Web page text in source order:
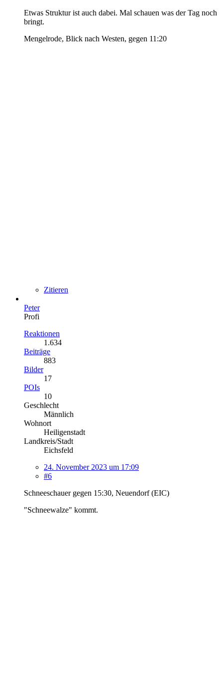
Etwas Struktur ist auch dabei. Mal schauen was der Tag noch
bringt.
Mengelrode, Blick nach Westen, gegen 11:20
Zitieren
Peter
Profi
Reaktionen
1.634
Beiträge
883
Bilder
17
POIs
10
Geschlecht
Männlich
Wohnort
Heiligenstadt
Landkreis/Stadt
Eichsfeld
24. November 2023 um 17:09
#6
Schneeschauer gegen 15:30, Neuendorf (EIC)
"Schneewalze" kommt.